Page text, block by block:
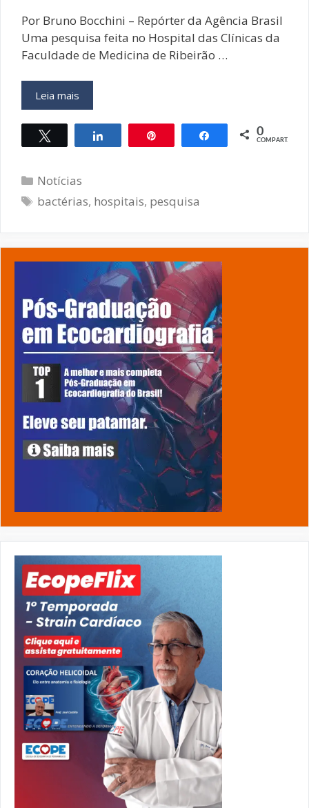
Por Bruno Bocchini – Repórter da Agência Brasil
Uma pesquisa feita no Hospital das Clínicas da
Faculdade de Medicina de Ribeirão …
Leia mais
mostra
que
limpeza
não
extermina
Compartilhar Compartilhar
0
COMPART.
Categorias
Notícias
Tags
bactérias, hospitais, pesquisa